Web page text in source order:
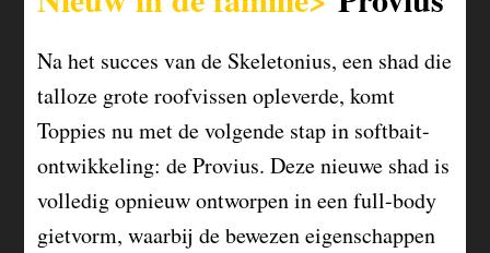
Na het succes van de Skeletonius, een shad die
talloze grote roofvissen opleverde, komt
Toppies nu met de volgende stap in softbait-
ontwikkeling: de Provius. Deze nieuwe shad is
volledig opnieuw ontworpen in een full-body
gietvorm, waarbij de bewezen eigenschappen